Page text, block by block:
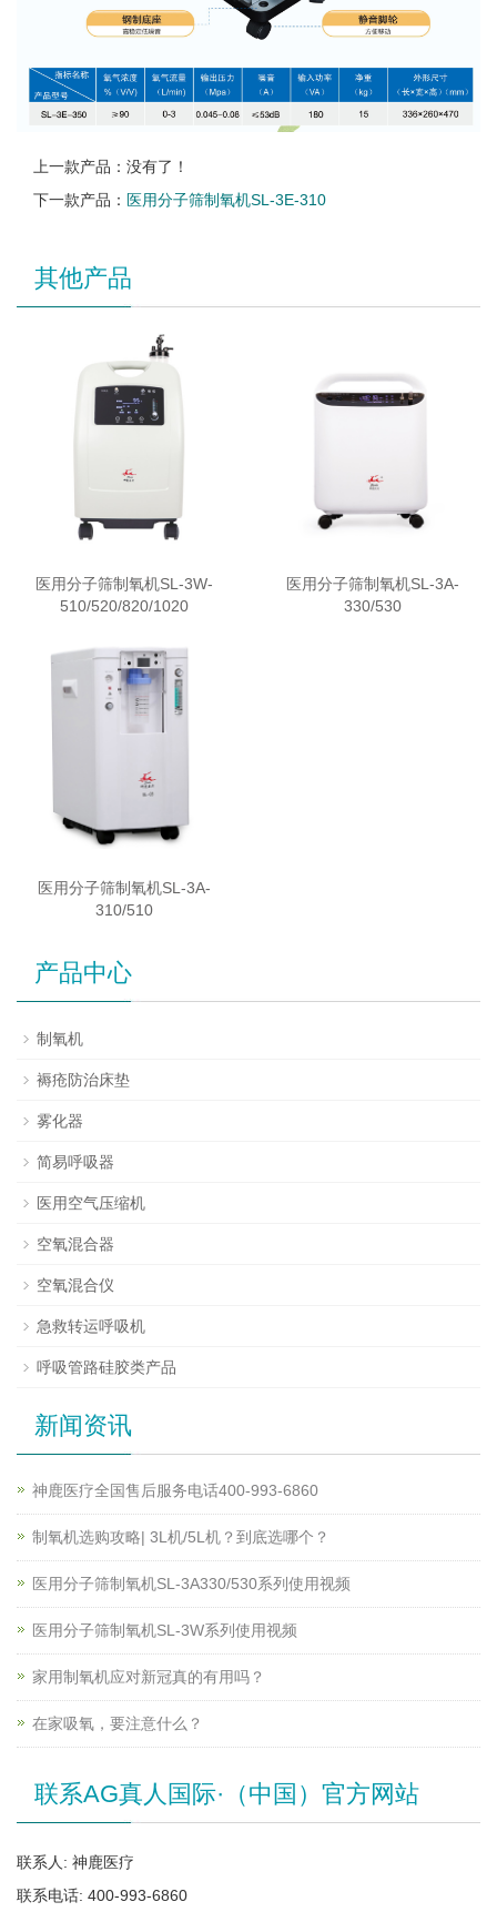
上一款产品：没有了！
下一款产品： 医用分子筛制氧机SL-3E-310
其他产品
医用分子筛制氧机SL-3W-
510/520/820/1020
医用分子筛制氧机SL-3A-
330/530
医用分子筛制氧机SL-3A-
310/510
产品中心
制氧机
褥疮防治床垫
雾化器
简易呼吸器
医用空气压缩机
空氧混合器
空氧混合仪
急救转运呼吸机
呼吸管路硅胶类产品
新闻资讯
神鹿医疗全国售后服务电话400-993-6860
制氧机选购攻略| 3L机/5L机？到底选哪个？
医用分子筛制氧机SL-3A330/530系列使用视频
医用分子筛制氧机SL-3W系列使用视频
家用制氧机应对新冠真的有用吗？
在家吸氧，要注意什么？
联系AG真人国际·（中国）官方网站
联系人: 神鹿医疗
联系电话: 400-993-6860